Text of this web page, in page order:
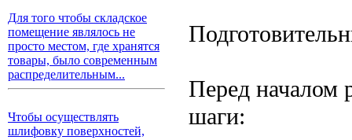
Для того чтобы складское
помещение являлось не
просто местом, где хранятся
товары, было современным
распределительным...
Чтобы осуществлять
шлифовку поверхностей,
Перед началом
шаги: